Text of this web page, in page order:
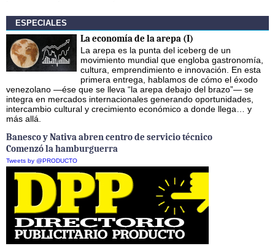
ESPECIALES
La economía de la arepa (I)
La arepa es la punta del iceberg de un
movimiento mundial que engloba gastronomía,
cultura, emprendimiento e innovación. En esta
primera entrega, hablamos de cómo el éxodo
venezolano —ése que se lleva “la arepa debajo del brazo”— se
integra en mercados internacionales generando oportunidades,
intercambio cultural y crecimiento económico a donde llega… y
más allá.
Banesco y Nativa abren centro de servicio técnico
Comenzó la hamburguerra
Tweets by @PRODUCTO